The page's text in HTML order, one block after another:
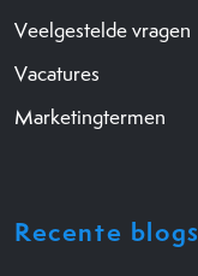
Veelgestelde vragen
Vacatures
Marketingtermen
Recente blogs